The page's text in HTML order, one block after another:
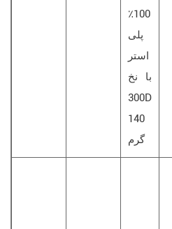
100٪
پلی
استر
با نخ
300D
140
گرم